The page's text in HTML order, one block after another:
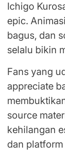
Ichigo
epic.
bagus, dan
selalu bikin
Fans yang
appreciate
source
kehilangan
dan